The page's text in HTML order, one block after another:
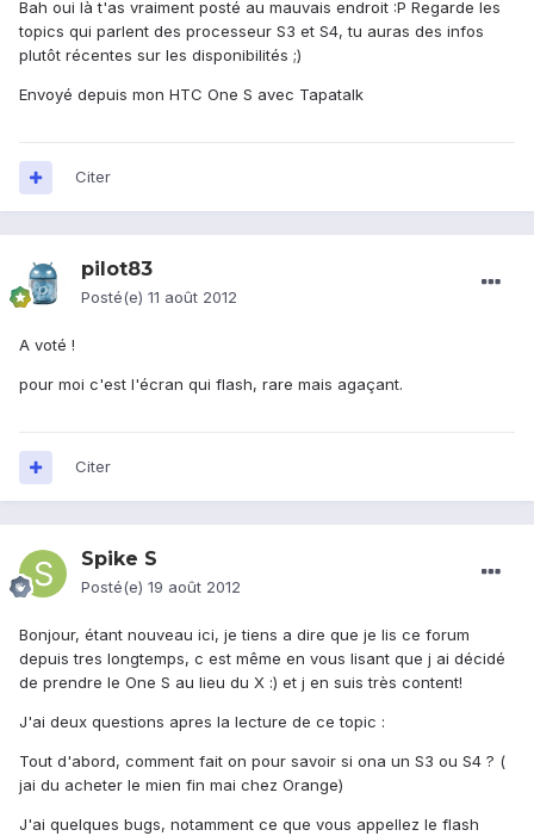
Bah oui là t'as vraiment posté au mauvais endroit :P Regarde les
topics qui parlent des processeur S3 et S4, tu auras des infos
plutôt récentes sur les disponibilités ;)
Envoyé depuis mon HTC One S avec Tapatalk
Citer
pilot83
Posté(e) 11 août 2012
A voté !
pour moi c'est l'écran qui flash, rare mais agaçant.
Citer
Spike S
Posté(e) 19 août 2012
Bonjour, étant nouveau ici, je tiens a dire que je lis ce forum
depuis tres longtemps, c est même en vous lisant que j ai décidé
de prendre le One S au lieu du X :) et j en suis très content!
J'ai deux questions apres la lecture de ce topic :
Tout d'abord, comment fait on pour savoir si ona un S3 ou S4 ? (
jai du acheter le mien fin mai chez Orange)
J'ai quelques bugs, notamment ce que vous appellez le flash